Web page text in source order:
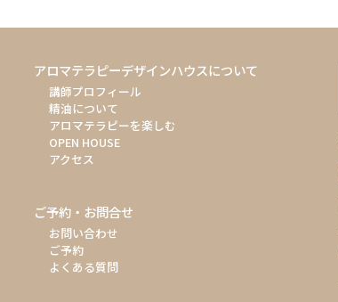
アロマテラピーデザインハウスについて
講師プロフィール
精油について
アロマテラピーを楽しむ
OPEN HOUSE
アクセス
ご予約・お問合せ
お問い合わせ
ご予約
よくある質問